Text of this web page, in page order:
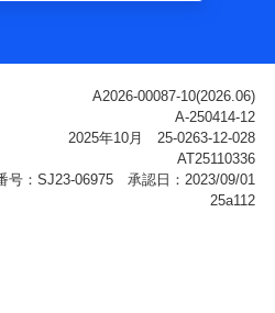
インターネット利用時の行動に
ション利用時の行動に関する情
や商品の名称・購入場所・決済
トの回答に関する情報などが含
別、保険契約者と被保険者の関